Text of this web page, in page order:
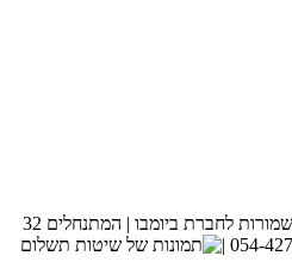
כל הזכויות שמורות לחברת ביומבו | המתנחלים 32